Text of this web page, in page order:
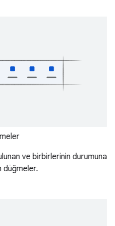
ve birbirlerinin durumuna
düğmeler.